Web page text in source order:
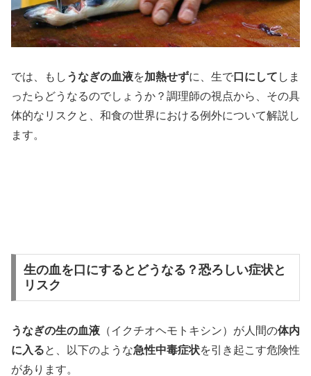
では、もし うなぎの血液を加熱せずに、生で口にして しま
ったらどうなるのでしょうか？調理師の視点から、その具
体的なリスクと、和食の世界における例外について解説し
ます。
生の血を口にするとどうなる？恐ろしい症状と
リスク
うなぎの生の血液 （イクチオヘモトキシン）が人間の体内
に入ると、以下のような急性中毒症状を引き起こす危険性
があります。